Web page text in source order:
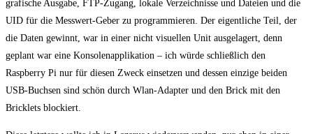
grafische Ausgabe, FTP-Zugang, lokale Verzeichnisse und Dateien und die
UID für die Messwert-Geber zu programmieren. Der eigentliche Teil, der
die Daten gewinnt, war in einer nicht visuellen Unit ausgelagert, denn
geplant war eine Konsolenapplikation – ich würde schließlich den
Raspberry Pi nur für diesen Zweck einsetzen und dessen einzige beiden
USB-Buchsen sind schön durch Wlan-Adapter und den Brick mit den
Bricklets blockiert.